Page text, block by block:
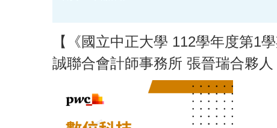
【《國立中正大學 112學年度第1
誠聯合會計師事務所 張晉瑞合夥人